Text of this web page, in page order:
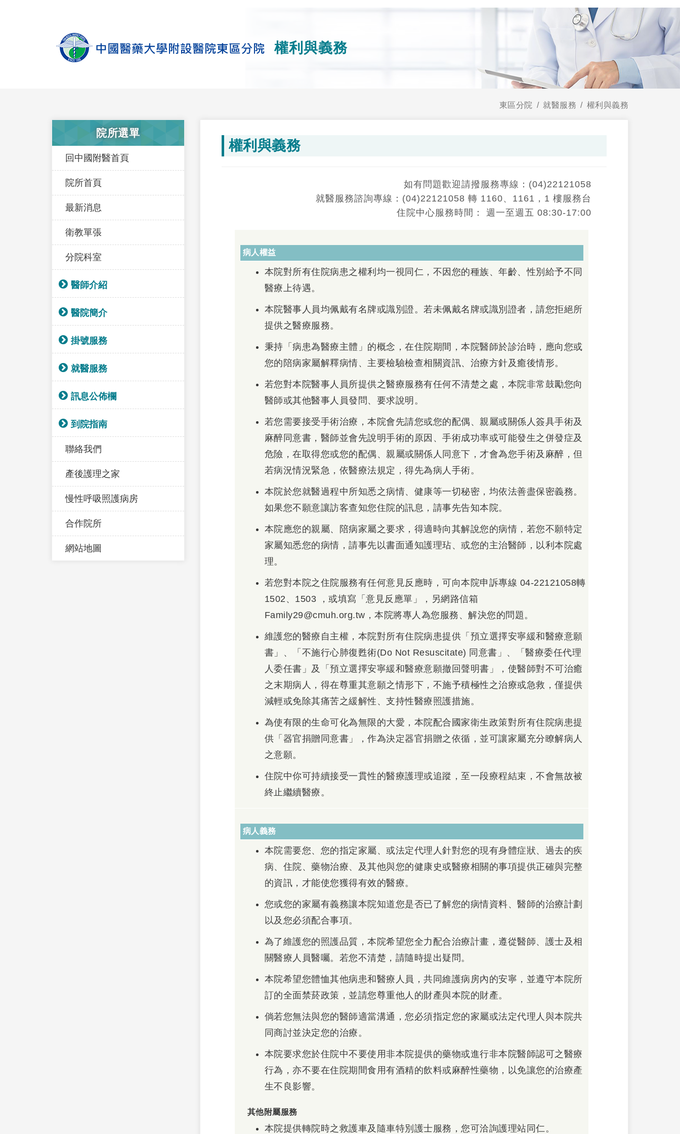
權利與義務
東區分院 就醫服務 權利與義務
院所選單
回中國附醫首頁
院所首頁
最新消息
衛教單張
分院科室
醫師介紹
醫院簡介
掛號服務
就醫服務
訊息公佈欄
到院指南
聯絡我們
產後護理之家
慢性呼吸照護病房
合作院所
網站地圖
權利與義務
如有問題歡迎請撥服務專線：(04)22121058
就醫服務諮詢專線：(04)22121058 轉 1160、1161，1 樓服務台
住院中心服務時間： 週一至週五 08:30-17:00
病人權益
本院對所有住院病患之權利均一視同仁，不因您的種族、年齡、性別給予不同
醫療上待遇。
本院醫事人員均佩戴有名牌或識別證。若未佩戴名牌或識別證者，請您拒絕所
提供之醫療服務。
秉持「病患為醫療主體」的概念，在住院期間，本院醫師於診治時，應向您或
您的陪病家屬解釋病情、主要檢驗檢查相關資訊、治療方針及癒後情形。
若您對本院醫事人員所提供之醫療服務有任何不清楚之處，本院非常鼓勵您向
醫師或其他醫事人員發問、要求說明。
若您需要接受手術治療，本院會先請您或您的配偶、親屬或關係人簽具手術及
麻醉同意書，醫師並會先說明手術的原因、手術成功率或可能發生之併發症及
危險，在取得您或您的配偶、親屬或關係人同意下，才會為您手術及麻醉，但
若病況情況緊急，依醫療法規定，得先為病人手術。
本院於您就醫過程中所知悉之病情、健康等一切秘密，均依法善盡保密義務。
如果您不願意讓訪客查知您住院的訊息，請事先告知本院。
本院應您的親屬、陪病家屬之要求，得適時向其解說您的病情，若您不願特定
家屬知悉您的病情，請事先以書面通知護理玷、或您的主治醫師，以利本院處
理。
若您對本院之住院服務有任何意見反應時，可向本院申訴專線 04-22121058轉
1502、1503 ，或填寫「意見反應單」，另網路信箱
Family29@cmuh.org.tw，本院將專人為您服務、解決您的問題。
維護您的醫療自主權，本院對所有住院病患提供「預立選擇安寧緩和醫療意願
書」、「不施行心肺復甦術(Do Not Resuscitate) 同意書」、「醫療委任代理
人委任書」及「預立選擇安寧緩和醫療意願撤回聲明書」，使醫師對不可治癒
之末期病人，得在尊重其意願之情形下，不施予積極性之治療或急救，僅提供
減輕或免除其痛苦之緩解性、支持性醫療照護措施。
為使有限的生命可化為無限的大愛，本院配合國家衛生政策對所有住院病患提
供「器官捐贈同意書」，作為決定器官捐贈之依循，並可讓家屬充分瞭解病人
之意願。
住院中你可持續接受一貫性的醫療護理或追蹤，至一段療程結束，不會無故被
終止繼續醫療。
病人義務
本院需要您、您的指定家屬、或法定代理人針對您的現有身體症狀、過去的疾
病、住院、藥物治療、及其他與您的健康史或醫療相關的事項提供正確與完整
的資訊，才能使您獲得有效的醫療。
您或您的家屬有義務讓本院知道您是否已了解您的病情資料、醫師的治療計劃
以及您必須配合事項。
為了維護您的照護品質，本院希望您全力配合治療計畫，遵從醫師、護士及相
關醫療人員醫囑。若您不清楚，請隨時提出疑問。
本院希望您體恤其他病患和醫療人員，共同維護病房內的安寧，並遵守本院所
訂的全面禁菸政策，並請您尊重他人的財產與本院的財產。
倘若您無法與您的醫師適當溝通，您必須指定您的家屬或法定代理人與本院共
同商討並決定您的治療。
本院要求您於住院中不要使用非本院提供的藥物或進行非本院醫師認可之醫療
行為，亦不要在住院期間食用有酒精的飲料或麻醉性藥物，以免讓您的治療產
生不良影響。
其他附屬服務
本院提供轉院時之救護車及隨車特別護士服務，您可洽詢護理站同仁。